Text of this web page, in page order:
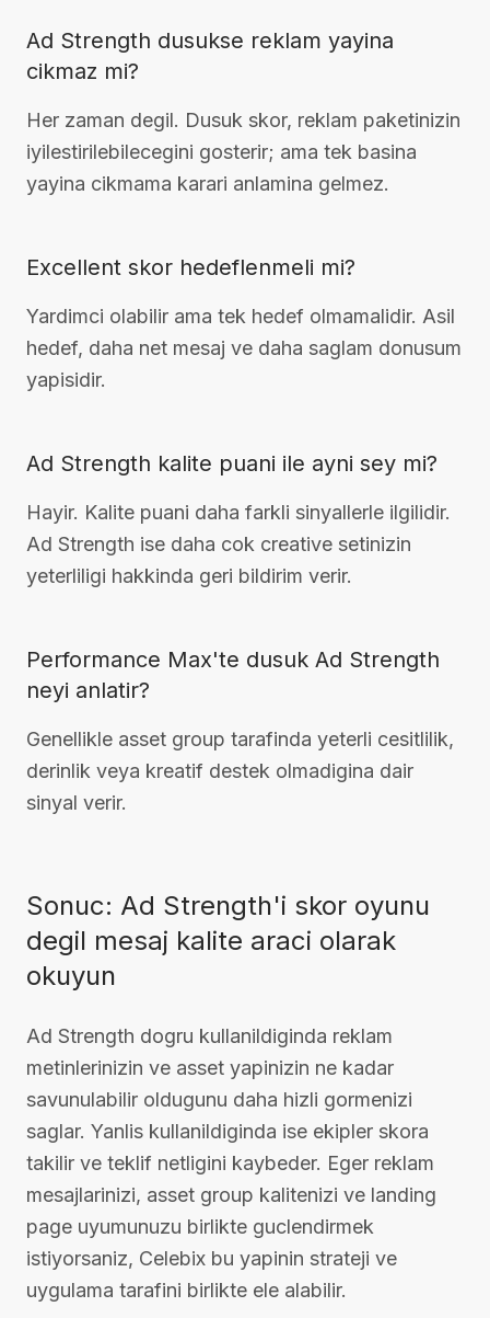
Ad Strength dusukse reklam yayina
cikmaz mi?
Her zaman degil. Dusuk skor, reklam paketinizin
iyilestirilebilecegini gosterir; ama tek basina
yayina cikmama karari anlamina gelmez.
Excellent skor hedeflenmeli mi?
Yardimci olabilir ama tek hedef olmamalidir. Asil
hedef, daha net mesaj ve daha saglam donusum
yapisidir.
Ad Strength kalite puani ile ayni sey mi?
Hayir. Kalite puani daha farkli sinyallerle ilgilidir.
Ad Strength ise daha cok creative setinizin
yeterliligi hakkinda geri bildirim verir.
Performance Max'te dusuk Ad Strength
neyi anlatir?
Genellikle asset group tarafinda yeterli cesitlilik,
derinlik veya kreatif destek olmadigina dair
sinyal verir.
Sonuc: Ad Strength'i skor oyunu
degil mesaj kalite araci olarak
okuyun
Ad Strength dogru kullanildiginda reklam
metinlerinizin ve asset yapinizin ne kadar
savunulabilir oldugunu daha hizli gormenizi
saglar. Yanlis kullanildiginda ise ekipler skora
takilir ve teklif netligini kaybeder. Eger reklam
mesajlarinizi, asset group kalitenizi ve landing
page uyumunuzu birlikte guclendirmek
istiyorsaniz, Celebix bu yapinin strateji ve
uygulama tarafini birlikte ele alabilir.